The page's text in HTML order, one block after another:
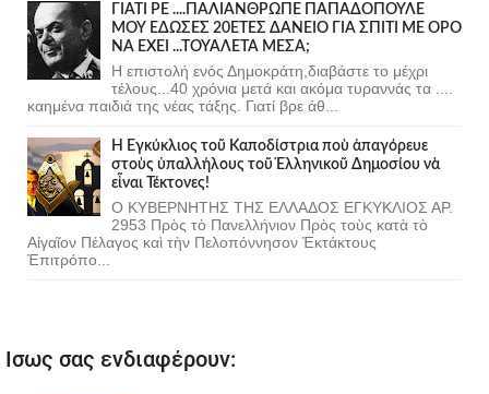
ΓΙΑΤΙ ΡΕ ....ΠΑΛΙΑΝΘΡΩΠΕ ΠΑΠΑΔΟΠΟΥΛΕ
ΜΟΥ ΕΔΩΣΕΣ 20ΕΤΕΣ ΔΑΝΕΙΟ ΓΙΑ ΣΠΙΤΙ ΜΕ ΟΡΟ
ΝΑ ΕΧΕΙ ...ΤΟΥΑΛΕΤΑ ΜΕΣΑ;
Η επιστολή ενός Δημοκράτη,διαβάστε το μέχρι
τέλους...40 χρόνια μετά και ακόμα τυραννάς τα ....
καημένα παιδιά της νέας τάξης. Γιατί βρε άθ...
Ἡ Ἐγκύκλιος τοῦ Καποδίστρια ποὺ ἀπαγόρευε
στοὺς ὑπαλλήλους τοῦ Ἑλληνικοῦ Δημοσίου νὰ
εἶναι Τέκτονες!
Ο ΚΥΒΕΡΝΗΤΗΣ ΤΗΣ ΕΛΛΑΔΟΣ ΕΓΚΥΚΛΙΟΣ ΑΡ.
2953 Πρὸς τὸ Πανελλήνιον Πρὸς τοὺς κατὰ τὸ
Αἰγαῖον Πέλαγος καὶ τὴν Πελοπόννησον Ἐκτάκτους
Ἐπιτρόπο...